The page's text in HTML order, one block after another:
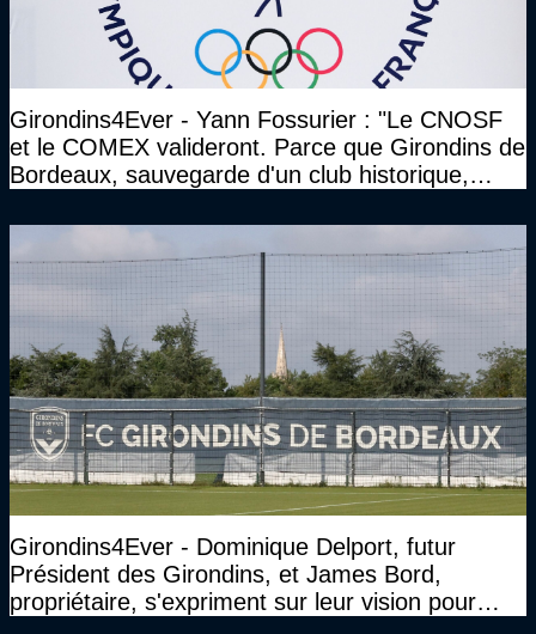
Girondins4Ever - Yann Fossurier : "Le CNOSF
et le COMEX valideront. Parce que Girondins de
Bordeaux, sauvegarde d'un club historique,
Girondins4Ever - Dominique Delport, futur
Président des Girondins, et James Bord,
propriétaire, s'expriment sur leur vision pour